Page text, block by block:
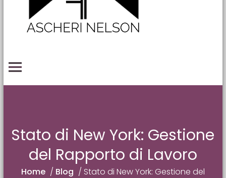
Stato di New York: Gestione
del Rapporto di Lavoro
Home / Blog / Stato di New York: Gestione del